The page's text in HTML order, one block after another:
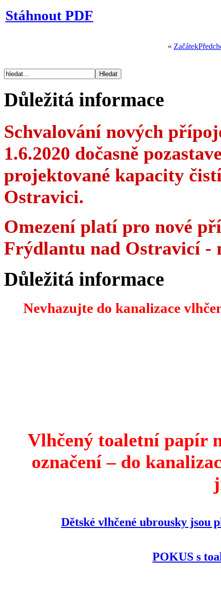
Stáhnout PDF
« Začátek
Důležitá informace
Schvalování nových
1.6.2020 dočasně
projektované kapacity
Ostravici.
Omezení platí pro nové
Frýdlantu nad Ostravicí -
Důležitá informace
Nevhazujte do kanalizace
Vlhčený toaletní papír
označení – do
Dětské vlhčené ubrousky jsou
POKUS s